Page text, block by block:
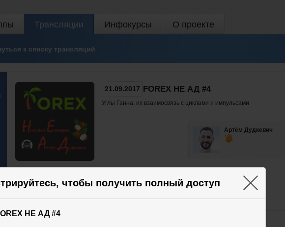
чтобы получить полный доступ
НЕ АД #4
×
Трансляции Инфокурсы О проекте
к списку трансляций
Участвовать
123 30
21.09.2017 FOREX НЕ АД #4
Углы Ганна, их взаимосвязь с циклами и импульсами
Артём Дудкевич